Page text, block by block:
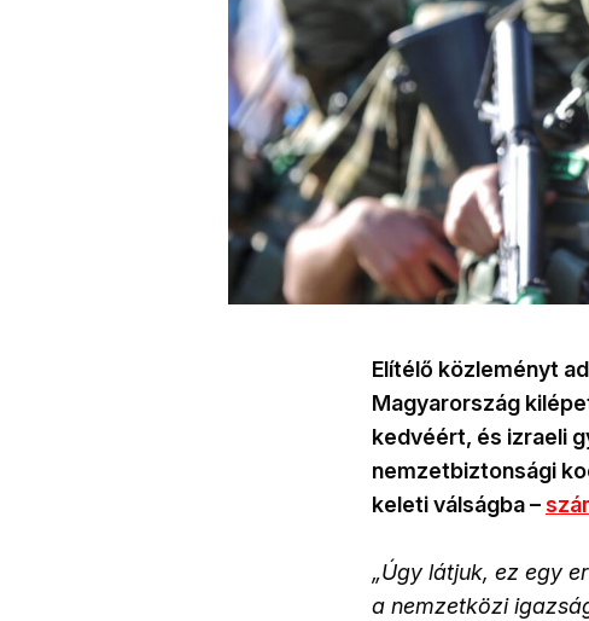
Elítélő közleményt
Magyarország
kedvéért, és izraeli
nemzetbiztonsági
keleti válságba –
„Úgy látjuk, ez egy
a nemzetközi